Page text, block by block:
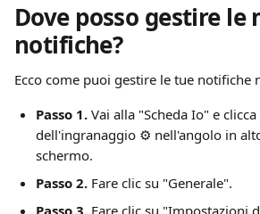
Dove posso gestire le
notifiche?
Ecco come puoi gestire le tue notifiche
Passo 1. Vai alla "Scheda Io" e
dell'ingranaggio ⚙️ nell'angolo in
schermo.
Passo 2. Fare clic su "Generale".
Passo 3. Fare clic su "Impostazioni